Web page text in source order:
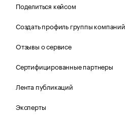
Поделиться кейсом
Создать профиль группы компаний
Отзывы о сервисе
Сертифицированные партнеры
Лента публикаций
Эксперты